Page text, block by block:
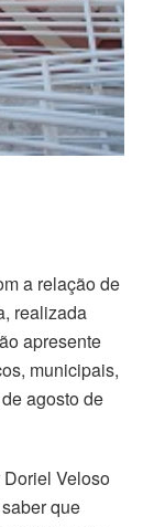
a relação de
realizada
apresente
municipais,
agosto de
Veloso
que